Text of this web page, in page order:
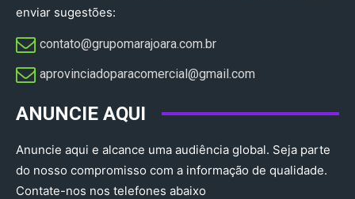
enviar sugestões:
contato@grupomarajoara.com.br
aprovinciadoparacomercial@gmail.com​
ANUNCIE AQUI
Anuncie aqui e alcance uma audiência global. Seja parte
do nosso compromisso com a informação de qualidade.
Contate-nos nos telefones abaixo